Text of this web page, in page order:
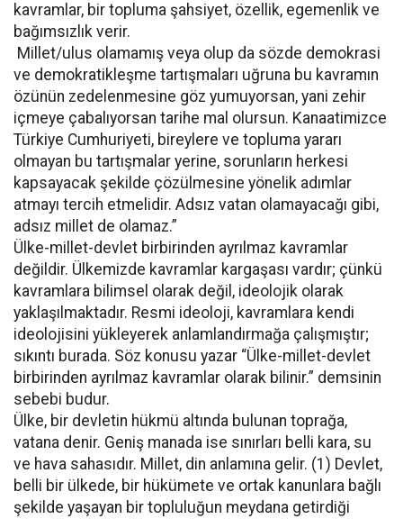
kavramlar, bir topluma şahsiyet, özellik, egemenlik ve
bağımsızlık verir.
Millet/ulus olamamış veya olup da sözde demokrasi
ve demokratikleşme tartışmaları uğruna bu kavramın
özünün zedelenmesine göz yumuyorsan, yani zehir
içmeye çabalıyorsan tarihe mal olursun. Kanaatimizce
Türkiye Cumhuriyeti, bireylere ve topluma yararı
olmayan bu tartışmalar yerine, sorunların herkesi
kapsayacak şekilde çözülmesine yönelik adımlar
atmayı tercih etmelidir. Adsız vatan olamayacağı gibi,
adsız millet de olamaz.”
Ülke-millet-devlet birbirinden ayrılmaz kavramlar
değildir. Ülkemizde kavramlar kargaşası vardır; çünkü
kavramlara bilimsel olarak değil, ideolojik olarak
yaklaşılmaktadır. Resmi ideoloji, kavramlara kendi
ideolojisini yükleyerek anlamlandırmağa çalışmıştır;
sıkıntı burada. Söz konusu yazar “Ülke-millet-devlet
birbirinden ayrılmaz kavramlar olarak bilinir.” demsinin
sebebi budur.
Ülke, bir devletin hükmü altında bulunan toprağa,
vatana denir. Geniş manada ise sınırları belli kara, su
ve hava sahasıdır. Millet, din anlamına gelir. (1) Devlet,
belli bir ülkede, bir hükümete ve ortak kanunlara bağlı
şekilde yaşayan bir topluluğun meydana getirdiği